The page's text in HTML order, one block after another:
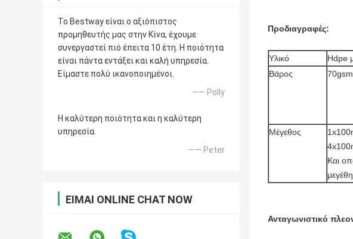
Το Bestway είναι ο αξιόπιστος
προμηθευτής μας στην Κίνα, έχουμε
συνεργαστεί πιό έπειτα 10 έτη. Η ποιότητα
είναι πάντα εντάξει και καλή υπηρεσία.
Είμαστε πολύ ικανοποιημένοι.
—— Polly
Η καλύτερη ποιότητα και η καλύτερη
υπηρεσία.
—— Peter
ΕΊΜΑΙ ONLINE CHAT NOW
Προδιαγραφές:
Υλικό Hdpe
Βάρος
Μέγεθος
Και
μεγέθη
Ανταγωνιστικό